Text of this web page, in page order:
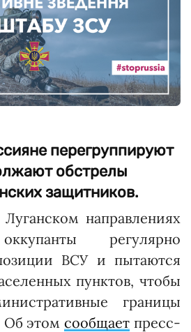
перегруппируют
обстрелы
защитников.
направлениях
регулярно
ВСУ и пытаются
пунктов, чтобы
границы
Об этомсообщает пресс-